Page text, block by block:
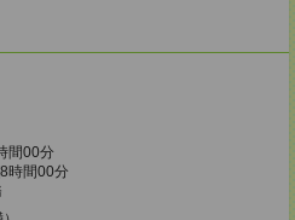
間00分
時間00分